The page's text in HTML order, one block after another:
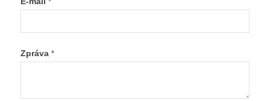
Zpráva *